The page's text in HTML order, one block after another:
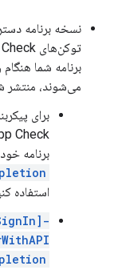
برنامه شما
می‌شوند، منتشر
برنامه
استفاده